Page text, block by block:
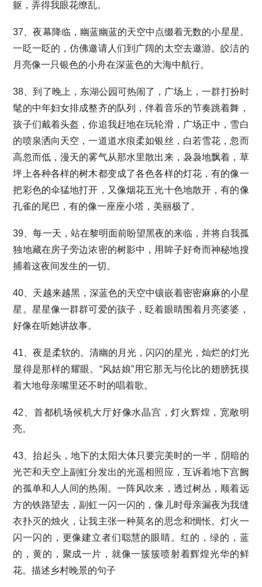
躯，弄得我眼花缭乱。
37、夜幕降临，幽蓝幽蓝的天空中点缀着无数的小星星。
一眨一眨的，仿佛邀请人们到广阔的太空去邀游。皎洁的
月亮像一只银色的小舟在深蓝色的大海中航行。
38、到了晚上，东湖公园可热闹了，广场上，一群打扮时
髦的中年妇女排成整齐的队列，伴着音乐的节奏跳着舞，
孩子们戴着头盔，你追我赶地在玩轮滑，广场正中，雪白
的喷泉洒向天空，一道道水痕柔如银丝，白若雪花，忽而
高忽而低，漫天的雾气从那水里散出来，袅袅地飘着，草
坪上各种各样的树木都变成了各色各样的灯花，有的像一
把彩色的伞猛地打开，又像烟花五光十色地散开，有的像
孔雀的尾巴，有的像一座座小塔，美丽极了。
39、每一天，站在黎明面前盼望黑夜的来临，并将自我孤
独地藏在房子旁边浓密的树影中，用眸子好奇而神秘地搜
捕着这夜间发生的一切。
40、天越来越黑，深蓝色的天空中镶嵌着密密麻麻的小星
星。星星像一群群可爱的孩子，眨着眼睛围着月亮婆婆，
好像在听她讲故事。
41、夜是柔软的。清幽的月光，闪闪的星光，灿烂的灯光
显得是那样的耀眼。“风姑娘”用它那无与伦比的翅膀抚摸
着大地母亲嘴里还不时的唱着歌。
42、首都机场候机大厅好像水晶宫，灯火辉煌，宽敞明
亮。
43、抬起头，地下的太阳大体只要完美时的一半，阴暗的
光芒和天空上副虹分发出的光遥相照应，互诉着地下宫阙
的孤单和人人间的热闹。一阵风吹来，透过树丛，顺着远
方的铁路望去，副虹一闪一闪的，像儿时母亲漏夜为我缝
衣扑灭的烛火，让我主张一种莫名的思念和惆怅。灯火一
闪一闪的，更像建立者们聪慧的眼睛。红的，绿的，蓝
的，黄的，聚成一片，就像一簇簇喷射着辉煌光华的鲜
花。描述乡村晚景的句子